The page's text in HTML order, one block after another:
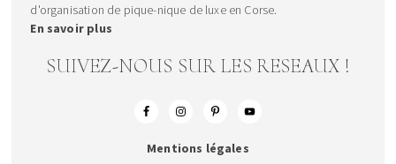
d'organisation de pique-nique de luxe en Corse.
En savoir plus
SUIVEZ-NOUS SUR LES RESEAUX !
Mentions légales